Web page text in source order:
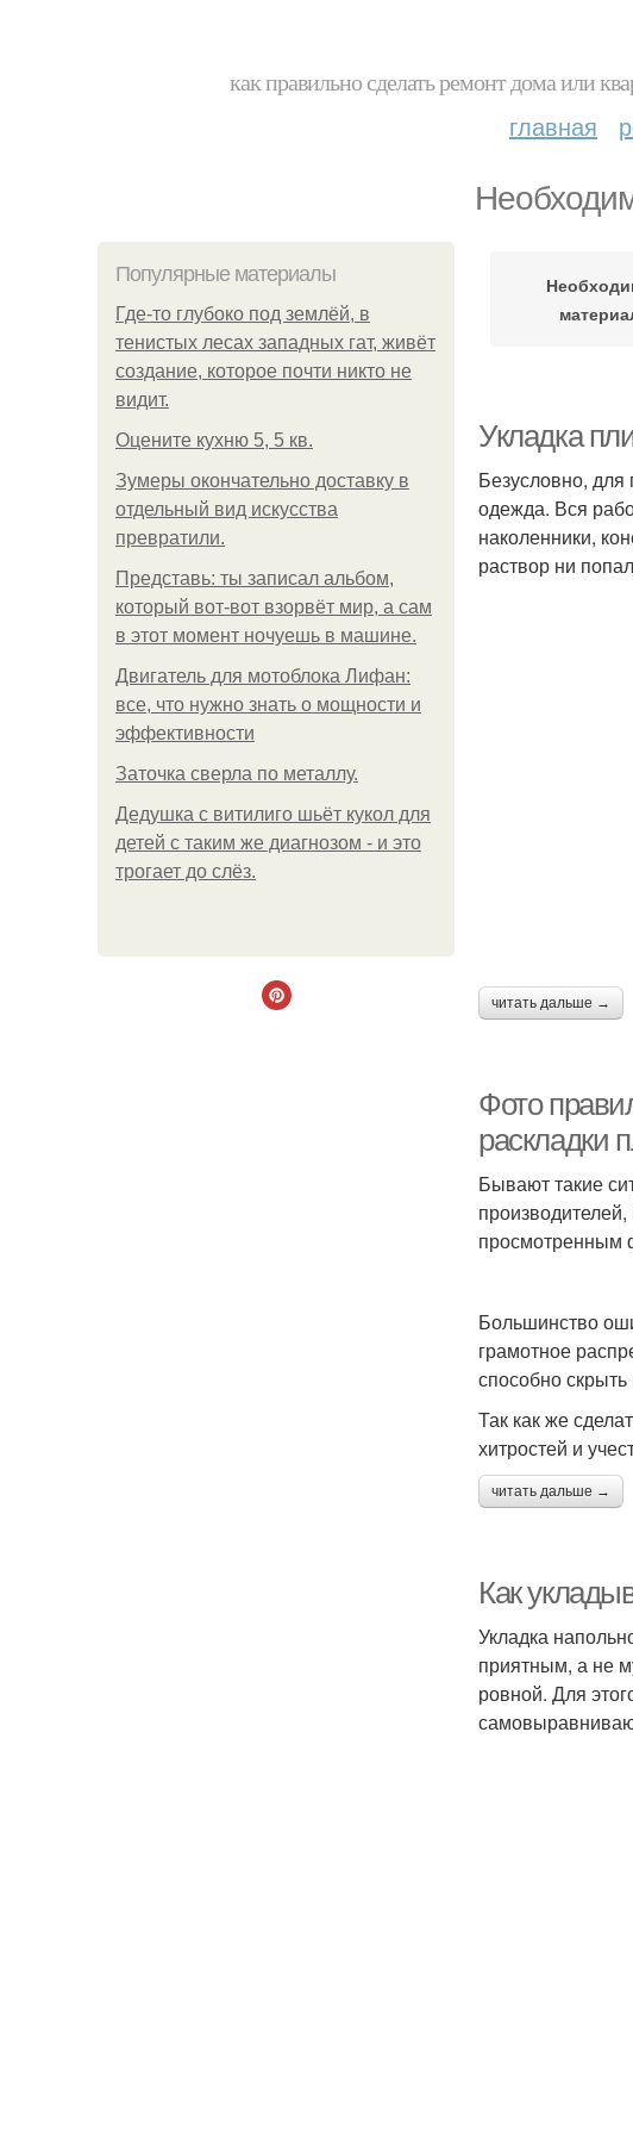
как правильно сделать ремонт дома или
главная
Популярные материалы
Где-то глубоко под землёй, в
тенистых лесах западных гат, живёт
создание, которое почти никто не
видит.
Оцените кухню 5, 5 кв.
Зумеры окончательно доставку в
отдельный вид искусства
превратили.
Представь: ты записал альбом,
который вот-вот взорвёт мир, а сам
в этот момент ночуешь в машине.
Двигатель для мотоблока Лифан:
все, что нужно знать о мощности и
эффективности
Заточка сверла по металлу.
Дедушка с витилиго шьёт кукол для
детей с таким же диагнозом - и это
трогает до слёз.
Укладка
Безусловно, для
одежда. Вся
наколенники,
раствор ни
читать дальше →
Фото
раскладки
Бывают такие
просмотренным
Большинство
грамотное
способно
Так как же
хитростей и
читать дальше →
Как
Укладка
приятным, а не
ровной. Для